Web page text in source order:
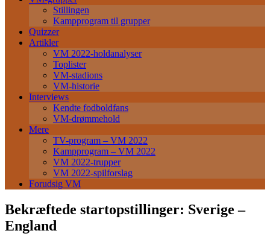
Stillingen
Kampprogram til grupper
Quizzer
Artikler
VM 2022-holdanalyser
Toplister
VM-stadions
VM-historie
Interviews
Kendte fodboldfans
VM-drømmehold
Mere
TV-program – VM 2022
Kampprogram – VM 2022
VM 2022-trupper
VM 2022-spilforslag
Forudsig VM
Bekræftede startopstillinger: Sverige –
England